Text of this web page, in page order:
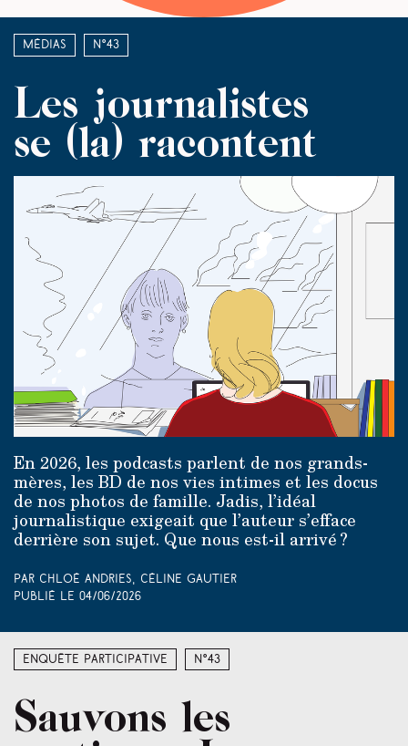
Médias N°43
Les journalistes
se (la) racontent
En 2026, les podcasts parlent de nos grands-
mères, les BD de nos vies intimes et les docus
de nos photos de famille. Jadis, l’idéal
journalistique exigeait que l’auteur s’efface
derrière son sujet. Que nous est-il arrivé ?
Par Chloé Andries, Céline Gautier
Publié le 04/06/2026
Enquête participative N°43
Sauvons les